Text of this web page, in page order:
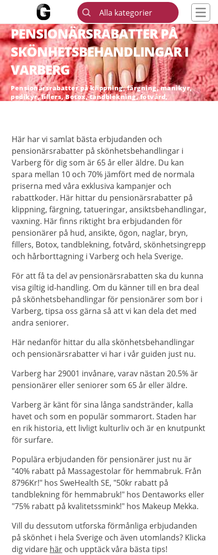
Alla kategorier
PENSIONÄRSRABATTER PÅ
SKÖNHETSBEHANDLINGAR I
VARBERG
Pensionärsrabatter på klippning, färgning, manikyr,
pedikyr, fillers, Botox, tandblekning, fotvård,
Här har vi samlat bästa erbjudanden och
pensionärsrabatter på skönhetsbehandlingar i
Varberg för dig som är 65 år eller äldre. Du kan
spara mellan 10 och 70% jämfört med de normala
priserna med våra exklusiva kampanjer och
rabattkoder. Här hittar du pensionärsrabatter på
klippning, färgning, tatueringar, ansiktsbehandlingar,
vaxning. Här finns riktight bra erbjudanden för
pensionärer på hud, ansikte, ögon, naglar, bryn,
fillers, Botox, tandblekning, fotvård, skönhetsingrepp
och hårborttagning i Varberg och hela Sverige.
För att få ta del av pensionärsrabatten ska du kunna
visa giltig id-handling. Om du känner till en bra deal
på skönhetsbehandlingar för pensionärer som bor i
Varberg, tipsa oss gärna så att vi kan dela det med
andra seniorer.
Här nedanför hittar du alla skönhetsbehandlingar
och pensionärsrabatter vi har i vår guiden just nu.
Varberg har 29001 invånare, varav nästan 20.5% är
pensionärer eller seniorer som 65 år eller äldre.
Varberg är känt för sina långa sandstränder, kalla
havet och som en populär sommarort. Staden har
en rik historia, ett livligt kulturliv och är en knutpunkt
för surfare.
Populära erbjudanden för pensionärer just nu är
"40% rabatt på Massagestolar för hemmabruk. Från
8796Kr!" hos SweHealth SE, "50kr rabatt på
tandblekning för hemmabruk!" hos Dentaworks eller
"75% rabatt på kvalitetssmink!" hos Makeup Mekka.
Vill du dessutom utforska förmånliga erbjudanden
på skönhet i hela Sverige och även utomlands? Klicka
dig vidare här och upptäck våra bästa tips!